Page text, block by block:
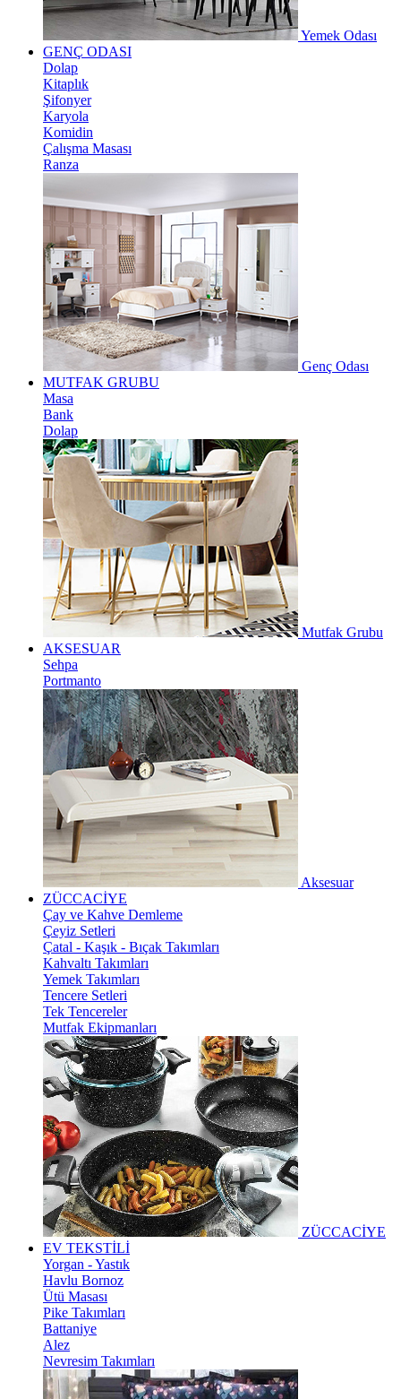
Yemek Odası
GENÇ ODASI
Dolap
Kitaplık
Şifonyer
Karyola
Komidin
Çalışma Masası
Ranza
Genç Odası
MUTFAK GRUBU
Masa
Bank
Dolap
Mutfak Grubu
AKSESUAR
Sehpa
Portmanto
Aksesuar
ZÜCCACİYE
Çay ve Kahve Demleme
Çeyiz Setleri
Çatal - Kaşık - Bıçak Takımları
Kahvaltı Takımları
Yemek Takımları
Tencere Setleri
Tek Tencereler
Mutfak Ekipmanları
ZÜCCACİYE
EV TEKSTİLİ
Yorgan - Yastık
Havlu Bornoz
Ütü Masası
Pike Takımları
Battaniye
Alez
Nevresim Takımları